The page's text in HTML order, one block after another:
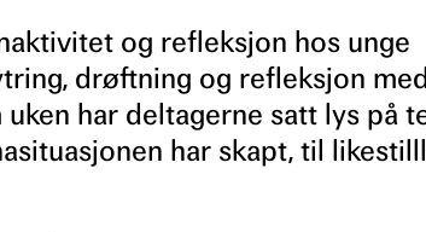
og refleksjon hos unge
drøftning og refleksjon
har deltagerne satt lys på
har skapt, til